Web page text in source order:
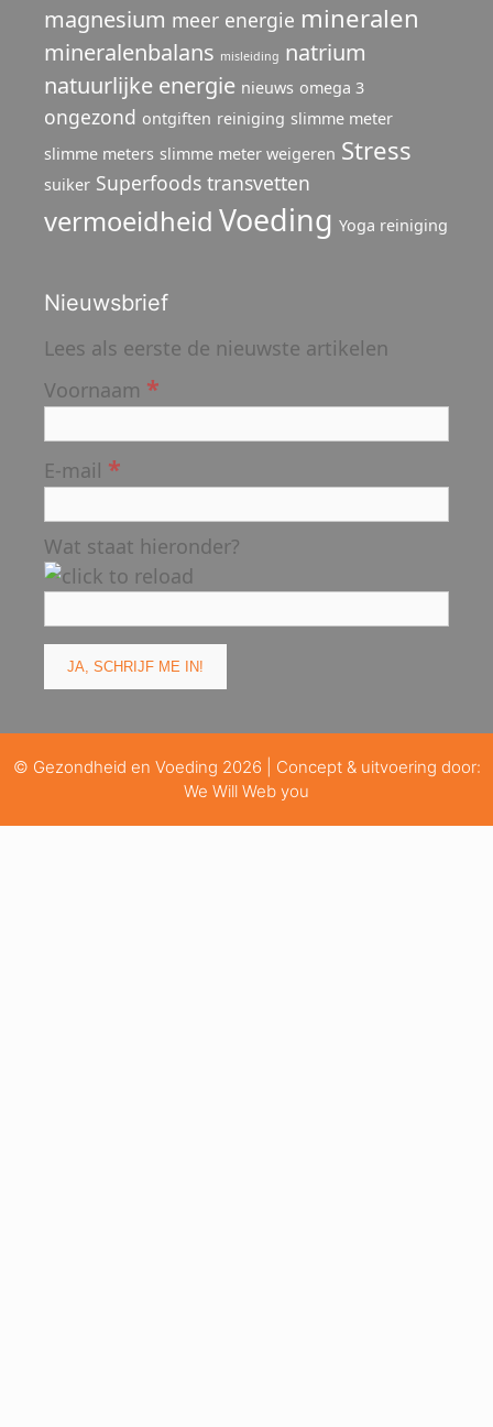
magnesium meer energie mineralen
mineralenbalans misleiding natrium
natuurlijke energie nieuws omega 3
ongezond ontgiften reiniging slimme meter
slimme meters slimme meter weigeren Stress
suiker Superfoods transvetten
vermoeidheid Voeding Yoga reiniging
Nieuwsbrief
Lees als eerste de nieuwste artikelen
Voornaam *
E-mail *
Wat staat hieronder?
© Gezondheid en Voeding 2026 | Concept & uitvoering door:
We Will Web you